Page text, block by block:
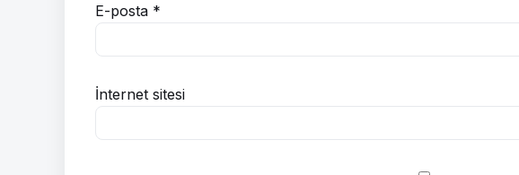
E-posta *
İnternet sitesi